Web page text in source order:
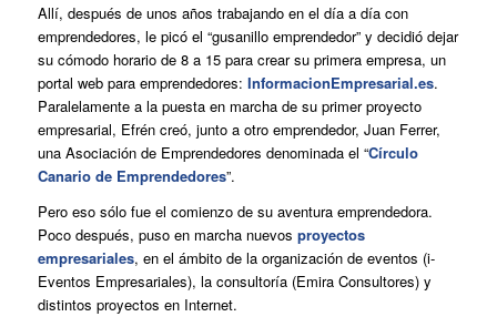
Allí, después de unos años trabajando en el día a día con
emprendedores, le picó el “gusanillo emprendedor” y decidió dejar
su cómodo horario de 8 a 15 para crear su primera empresa, un
portal web para emprendedores: InformacionEmpresarial.es.
Paralelamente a la puesta en marcha de su primer proyecto
empresarial, Efrén creó, junto a otro emprendedor, Juan Ferrer,
una Asociación de Emprendedores denominada el “Círculo
Canario de Emprendedores”.
Pero eso sólo fue el comienzo de su aventura emprendedora.
Poco después, puso en marcha nuevos proyectos
empresariales, en el ámbito de la organización de eventos (i-
Eventos Empresariales), la consultoría (Emira Consultores) y
distintos proyectos en Internet.